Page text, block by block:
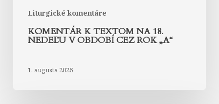
Liturgické komentáre
KOMENTÁR K TEXTOM NA 18.
NEDEĽU V OBDOBÍ CEZ ROK „A“
1. augusta 2026